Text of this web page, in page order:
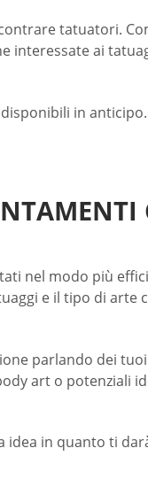
tatuatori.
interessate ai
in
nel modo più
e il tipo di arte
parlando dei
art o potenziali
idea in quanto ti